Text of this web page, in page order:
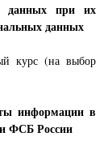
данных при их
данных
курс (на выбор
информации в
ФСБ России